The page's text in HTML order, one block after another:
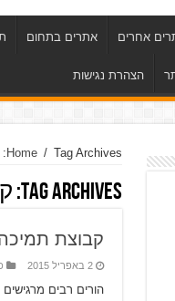
אחרים אתרים בתחום
הצהרת נגישות
Home / Tag Archives: קבוצת תמיכה
Tag Archives:
קבוצת
2 באפריל 2015
הורים רבים